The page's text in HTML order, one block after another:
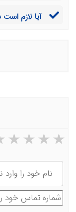
آیا لازم است شماره پرونده را بدانم؟
۵ ستاره از ۵ ۴ ستاره از ۵ ۳ ستاره از ۵ ۲ ستاره از ۵
نام
شماره تماس